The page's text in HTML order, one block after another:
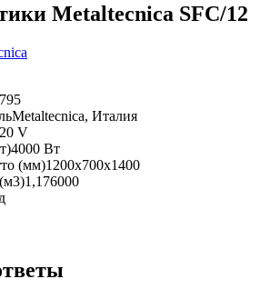
Metaltecnica SFC/12
Metaltecnica, Италия
V
4000 Вт
(мм)1200x700x1400
1,176000